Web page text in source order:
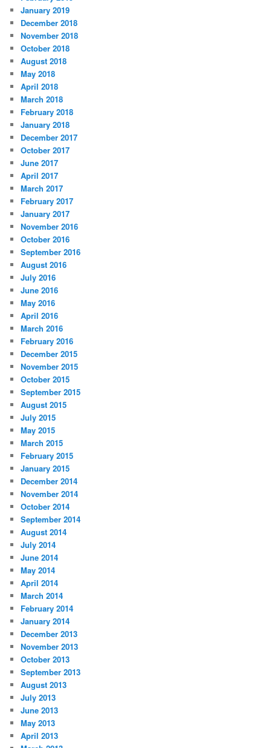
January 2019
December 2018
November 2018
October 2018
August 2018
May 2018
April 2018
March 2018
February 2018
January 2018
December 2017
October 2017
June 2017
April 2017
March 2017
February 2017
January 2017
November 2016
October 2016
September 2016
August 2016
July 2016
June 2016
May 2016
April 2016
March 2016
February 2016
December 2015
November 2015
October 2015
September 2015
August 2015
July 2015
May 2015
March 2015
February 2015
January 2015
December 2014
November 2014
October 2014
September 2014
August 2014
July 2014
June 2014
May 2014
April 2014
March 2014
February 2014
January 2014
December 2013
November 2013
October 2013
September 2013
August 2013
July 2013
June 2013
May 2013
April 2013